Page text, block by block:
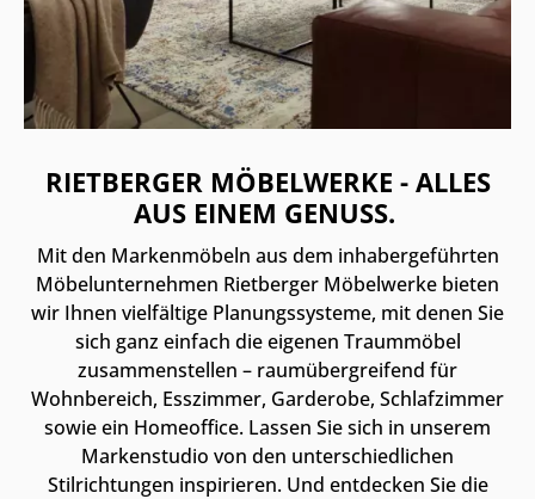
RIETBERGER MÖBELWERKE - ALLES
AUS EINEM GENUSS.
Mit den Markenmöbeln aus dem inhabergeführten
Möbelunternehmen Rietberger Möbelwerke bieten
wir Ihnen vielfältige Planungssysteme, mit denen Sie
sich ganz einfach die eigenen Traummöbel
zusammenstellen – raumübergreifend für
Wohnbereich, Esszimmer, Garderobe, Schlafzimmer
sowie ein Homeoffice. Lassen Sie sich in unserem
Markenstudio von den unterschiedlichen
Stilrichtungen inspirieren. Und entdecken Sie die